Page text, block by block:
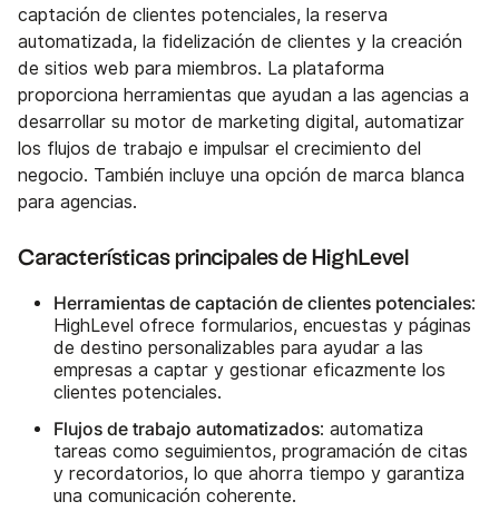
captación de clientes potenciales, la reserva
automatizada, la fidelización de clientes y la creación
de sitios web para miembros. La plataforma
proporciona herramientas que ayudan a las agencias a
desarrollar su motor de marketing digital, automatizar
los flujos de trabajo e impulsar el crecimiento del
negocio. También incluye una opción de marca blanca
para agencias.
Características principales de HighLevel
Herramientas de captación de clientes potenciales:
HighLevel ofrece formularios, encuestas y páginas
de destino personalizables para ayudar a las
empresas a captar y gestionar eficazmente los
clientes potenciales.
Flujos de trabajo automatizados: automatiza
tareas como seguimientos, programación de citas
y recordatorios, lo que ahorra tiempo y garantiza
una comunicación coherente.